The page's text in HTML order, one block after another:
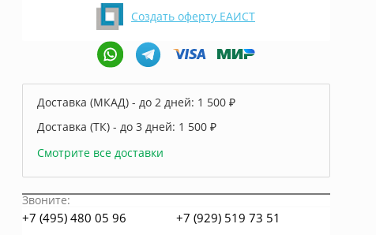
Создать оферту ЕАИСТ
Доставка (МКАД) - до 2 дней: 1 500 ₽
Доставка (ТК) - до 3 дней: 1 500 ₽
Смотрите все доставки
Звоните:
+7 (495) 480 05 96 +7 (929) 519 73 51